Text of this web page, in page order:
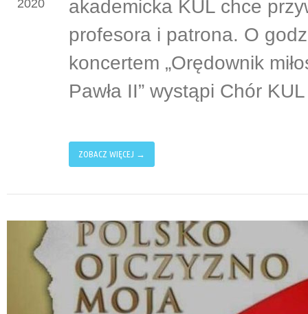
2020
akademicka KUL chce
profesora i patrona. O
koncertem „Orędownik
Pawła II” wystąpi Chór
ZOBACZ WIĘCEJ →